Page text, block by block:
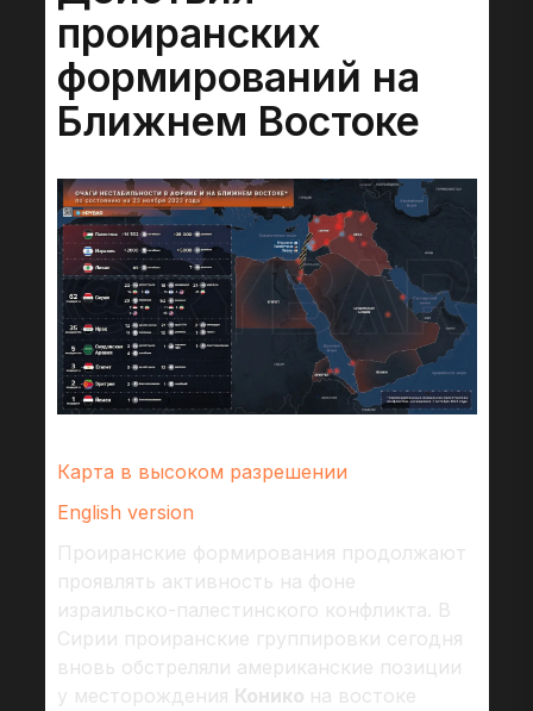
проиранских
формирований на
Ближнем Востоке
Карта в высоком разрешении
English version
Проиранские формирования продолжают
проявлять активность на фоне
израильско-палестинского конфликта. В
Сирии проиранские группировки сегодня
вновь обстреляли американские позиции
у месторождения Конико на востоке